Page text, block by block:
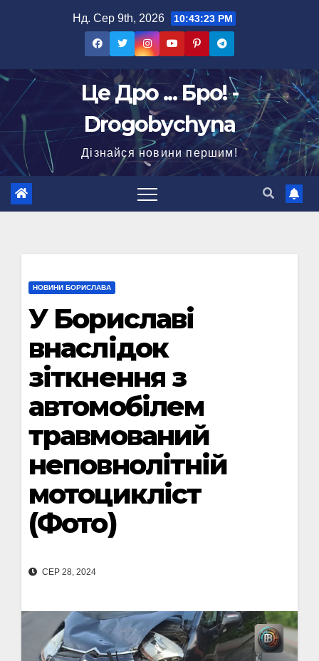
Нд. Сер 9th, 2026 10:43:24 PM
Це Дро ... Бро! -
Drogobychyna
Дізнайся новини першим!
НОВИНИ БОРИСЛАВА
У Бориславі
внаслідок
зіткнення з
автомобілем
травмований
неповнолітній
мотоцикліст
(Фото)
СЕР 28, 2024